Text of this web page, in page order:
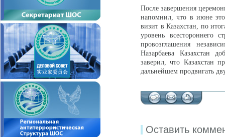
После завершения
напомнил, что в июне
визит в Казахстан, по
уровень всестороннего
провозглашения
Назарбаева Казахстан
заверил, что Казахстан
дальнейшем продвигать
Оставить